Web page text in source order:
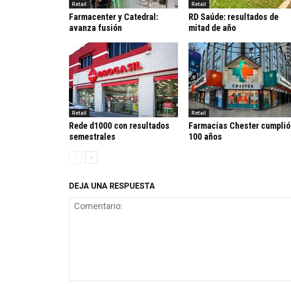
Retail
Farmacenter y Catedral:
avanza fusión
Retail
RD Saúde: resultados de
mitad de año
Retail
Rede d1000 con resultados
semestrales
Retail
Farmacias Chester cumplió
100 años
DEJA UNA RESPUESTA